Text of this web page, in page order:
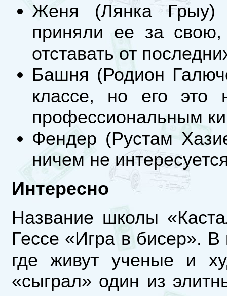
Женя (Лянка Грыу)
приняли ее за
отставать от
Башня (Родион
классе, но его это
профессиональным
Фендер (Рустам
ничем не
Интересно
Название школы
Гессе «Игра в бисер».
где живут ученые и
«сыграл» один из